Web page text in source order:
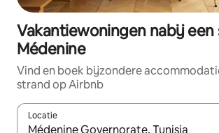
Vakantiewoningen nabij een
Médenine
Vind en boek bijzondere
strand op Airbnb
Locatie
Wanneer er suggesties beschikbaar zijn,